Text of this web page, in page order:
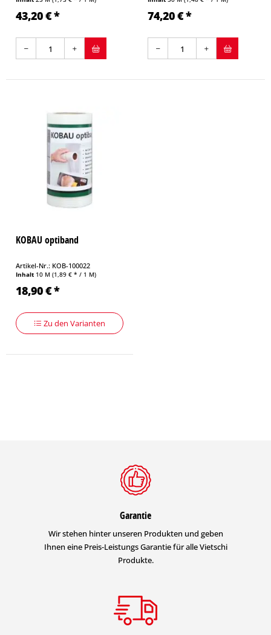
43,20 € * 74,20 € *
KOBAU optiband
Artikel-Nr.: KOB-100022
Inhalt 10 M(1,89 € * / 1 M)
18,90 € *
Zu den Varianten
Garantie
Wir stehen hinter unseren Produkten und geben
Ihnen eine Preis-Leistungs Garantie für alle Vietschi
Produkte.